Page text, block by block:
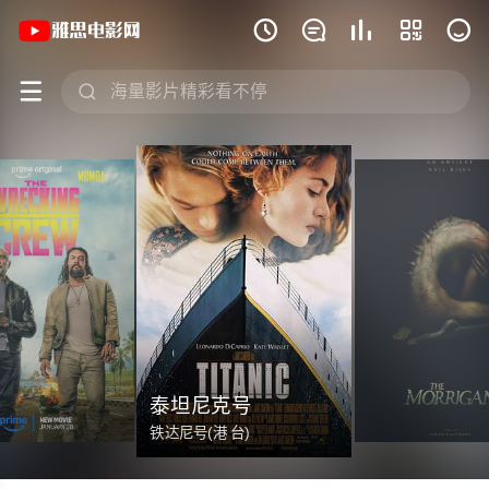
    
 
泰坦尼克号
铁达尼号(港 台)